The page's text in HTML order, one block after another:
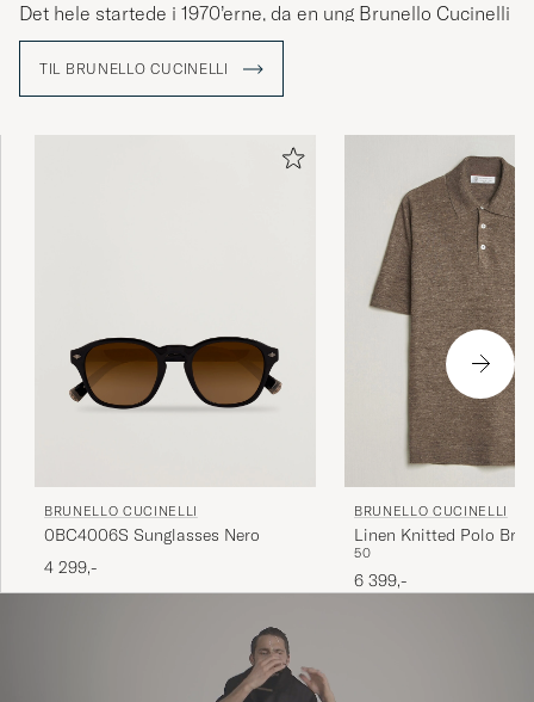
Det hele startede i 1970’erne, da en ung Brunello Cucinelli
forelskede sig for anden gang i hans liv. Denne "anden"
Brunellos kæreste Federica. Her opdager han sin passion
for strikkehåndværket. I dag, lidt over et halvt århundrede
store innovation.
TIL BRUNELLO CUCINELLI
BRUNELLO CUCINELLI
0BC4006S Sunglasses Nero
4 299,-
BRUNELLO CUCINELLI
Linen Knitted Polo
50
6 399,-